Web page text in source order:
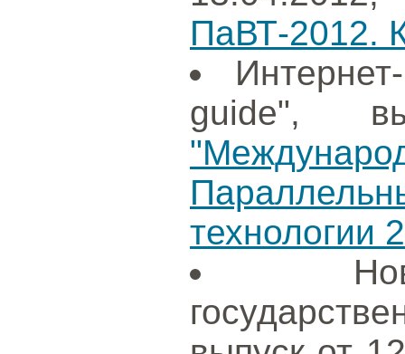
ПаВТ-2012.
guide",
технологии